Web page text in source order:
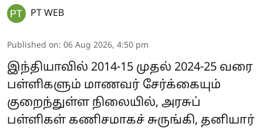
PT WEB
Published on: 06 Aug 2026, 4:50 pm
இந்தியாவில் 2014-15 முதல் 2024-25 வரை
பள்ளிகளும் மாணவர் சேர்க்கையும்
குறைந்துள்ள நிலையில், அரசுப்
பள்ளிகள் கணிசமாகச் சுருங்கி, தனியார்